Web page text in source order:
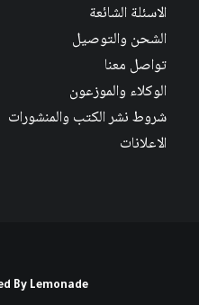
الاسئلة الشائعة
الشحن والتوصيل
تواصل معنا
الوكلاء والموزعون
شروط نشر الكتب والمنشورات
الاعلانات
By Lemonade